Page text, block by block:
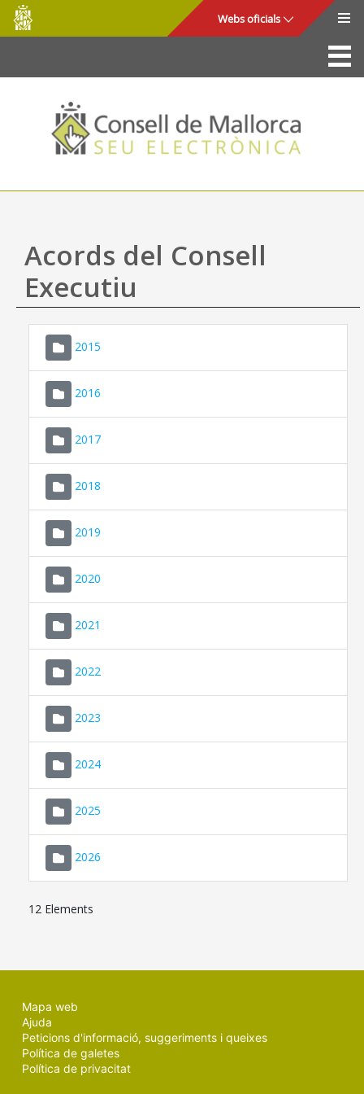
Salta al contingut principal
Consell
de
Mallorca
Webs oficials
La Seu
Consell de Mallorca
Accés i seguretat
Utilitats
Ajuda
Acords del Consell
Executiu
2015
2016
2017
2018
2019
2020
2021
2022
2023
2024
2025
2026
12 Elements
Mapa web
Ajuda
Peticions d'informació, suggeriments i queixes
Política de galetes
Política de privacitat